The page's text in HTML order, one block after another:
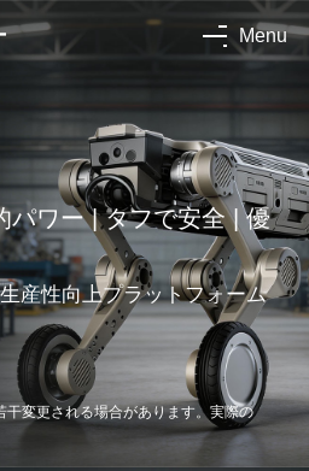
Menu
パワー | タフで安全 | 優
産性向上プラットフォーム
干変更される場合があります。実際の